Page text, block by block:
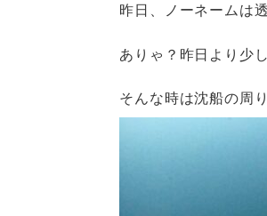
昨日、ノーネームは
ありゃ？昨日より少
そんな時は沈船の周